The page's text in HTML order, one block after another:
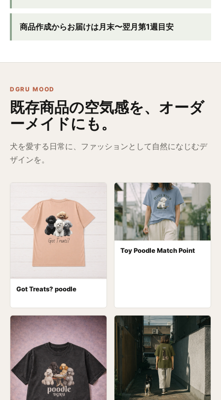
商品作成からお届けは月末〜翌月第1週目安
DGRU MOOD
既存商品の空気感を、オーダ
ーメイドにも。
犬を愛する日常に、ファッションとして自然になじむデ
ザインを。
Got Treats? poodle
Toy Poodle Match Point